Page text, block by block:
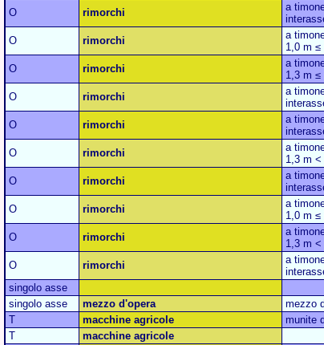
O
rimorchi
a
O rimorchi
a
1,0 m ≤
O rimorchi
a
1,3 m ≤
O rimorchi
a
O rimorchi
a
O rimorchi
a
1,3 m
O rimorchi
a
O rimorchi
a
1,0 m ≤
O rimorchi
a
1,3 m
O rimorchi
a
singolo asse
singolo asse
mezzo d'opera mezzo
T
macchine agricole munite
T
macchine agricole